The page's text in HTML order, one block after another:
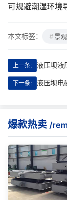
可规避潮湿环境
本文标签： 景
上一条:
下一条:
爆款热卖 /